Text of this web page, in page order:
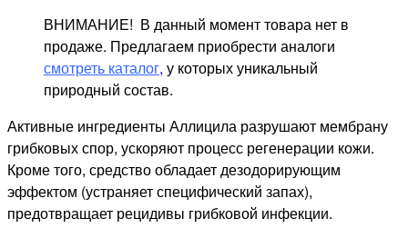
ВНИМАНИЕ! В данный момент товара нет в
продаже. Предлагаем приобрести аналоги
смотреть каталог, у которых уникальный
природный состав.
Активные ингредиенты Аллицила разрушают мембрану
грибковых спор, ускоряют процесс регенерации кожи.
Кроме того, средство обладает дезодорирующим
эффектом (устраняет специфический запах),
предотвращает рецидивы грибковой инфекции.